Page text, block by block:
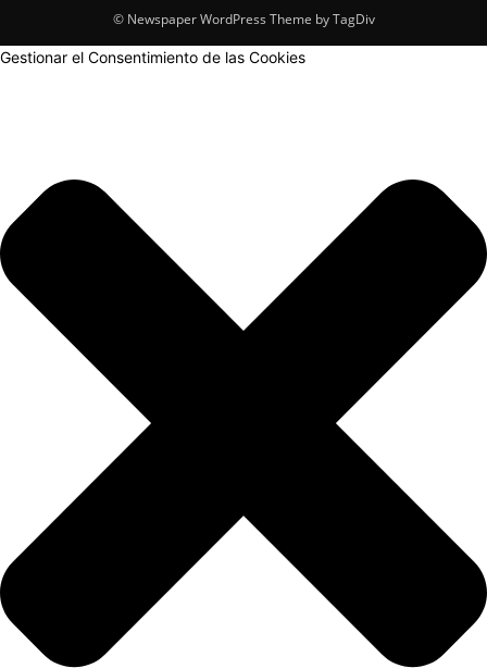
© Newspaper WordPress Theme by TagDiv
Gestionar el Consentimiento de las Cookies